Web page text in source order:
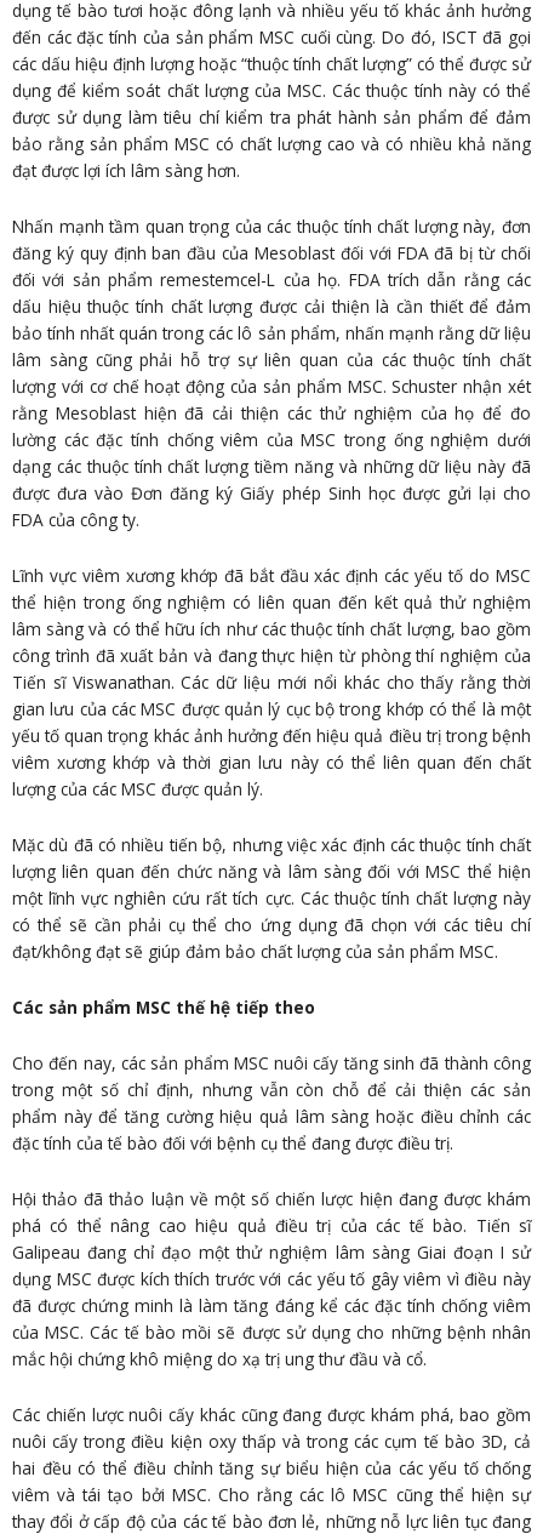
dụng tế bào tươi hoặc đông lạnh và nhiều yếu tố khác ảnh hưởng
đến các đặc tính của sản phẩm MSC cuối cùng. Do đó, ISCT đã gọi
các dấu hiệu định lượng hoặc “thuộc tính chất lượng” có thể được sử
dụng để kiểm soát chất lượng của MSC. Các thuộc tính này có thể
được sử dụng làm tiêu chí kiểm tra phát hành sản phẩm để đảm
bảo rằng sản phẩm MSC có chất lượng cao và có nhiều khả năng
đạt được lợi ích lâm sàng hơn.
Nhấn mạnh tầm quan trọng của các thuộc tính chất lượng này, đơn
đăng ký quy định ban đầu của Mesoblast đối với FDA đã bị từ chối
đối với sản phẩm remestemcel-L của họ. FDA trích dẫn rằng các
dấu hiệu thuộc tính chất lượng được cải thiện là cần thiết để đảm
bảo tính nhất quán trong các lô sản phẩm, nhấn mạnh rằng dữ liệu
lâm sàng cũng phải hỗ trợ sự liên quan của các thuộc tính chất
lượng với cơ chế hoạt động của sản phẩm MSC. Schuster nhận xét
rằng Mesoblast hiện đã cải thiện các thử nghiệm của họ để đo
lường các đặc tính chống viêm của MSC trong ống nghiệm dưới
dạng các thuộc tính chất lượng tiềm năng và những dữ liệu này đã
được đưa vào Đơn đăng ký Giấy phép Sinh học được gửi lại cho
FDA của công ty.
Lĩnh vực viêm xương khớp đã bắt đầu xác định các yếu tố do MSC
thể hiện trong ống nghiệm có liên quan đến kết quả thử nghiệm
lâm sàng và có thể hữu ích như các thuộc tính chất lượng, bao gồm
công trình đã xuất bản và đang thực hiện từ phòng thí nghiệm của
Tiến sĩ Viswanathan. Các dữ liệu mới nổi khác cho thấy rằng thời
gian lưu của các MSC được quản lý cục bộ trong khớp có thể là một
yếu tố quan trọng khác ảnh hưởng đến hiệu quả điều trị trong bệnh
viêm xương khớp và thời gian lưu này có thể liên quan đến chất
lượng của các MSC được quản lý.
Mặc dù đã có nhiều tiến bộ, nhưng việc xác định các thuộc tính chất
lượng liên quan đến chức năng và lâm sàng đối với MSC thể hiện
một lĩnh vực nghiên cứu rất tích cực. Các thuộc tính chất lượng này
có thể sẽ cần phải cụ thể cho ứng dụng đã chọn với các tiêu chí
đạt/không đạt sẽ giúp đảm bảo chất lượng của sản phẩm MSC.
Các sản phẩm MSC thế hệ tiếp theo
Cho đến nay, các sản phẩm MSC nuôi cấy tăng sinh đã thành công
trong một số chỉ định, nhưng vẫn còn chỗ để cải thiện các sản
phẩm này để tăng cường hiệu quả lâm sàng hoặc điều chỉnh các
đặc tính của tế bào đối với bệnh cụ thể đang được điều trị.
Hội thảo đã thảo luận về một số chiến lược hiện đang được khám
phá có thể nâng cao hiệu quả điều trị của các tế bào. Tiến sĩ
Galipeau đang chỉ đạo một thử nghiệm lâm sàng Giai đoạn I sử
dụng MSC được kích thích trước với các yếu tố gây viêm vì điều này
đã được chứng minh là làm tăng đáng kể các đặc tính chống viêm
của MSC. Các tế bào mồi sẽ được sử dụng cho những bệnh nhân
mắc hội chứng khô miệng do xạ trị ung thư đầu và cổ.
Các chiến lược nuôi cấy khác cũng đang được khám phá, bao gồm
nuôi cấy trong điều kiện oxy thấp và trong các cụm tế bào 3D, cả
hai đều có thể điều chỉnh tăng sự biểu hiện của các yếu tố chống
viêm và tái tạo bởi MSC. Cho rằng các lô MSC cũng thể hiện sự
thay đổi ở cấp độ của các tế bào đơn lẻ, những nỗ lực liên tục đang